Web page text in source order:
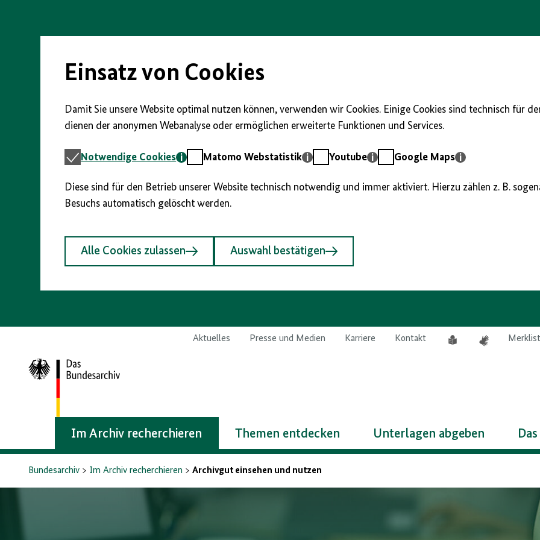
Seiteninhalt
Einsatz von Cookies
Damit Sie unsere Website optimal nutzen können, verwenden wir Cookies. Einige Cookies sind technisch für
dienen der anonymen Webanalyse oder ermöglichen erweiterte Funktionen und Services.
Notwendige
Notwendige Cookies
MatomoMatomo Webstatistik YoutubeYoutube
GoogleGoogle Maps
Diese sind für den Betrieb unserer Website technisch notwendig und immer aktiviert. Hierzu zählen z. B.
Besuchs automatisch gelöscht werden.
Alle Cookies zulassen Auswahl bestätigen
Aktuelles Presse und Medien Karriere Kontakt
Leichte
Zur
Startseite
Im Archiv recherchieren Themen entdecken Unterlagen abgeben
Bundesarchiv Im Archiv recherchieren Archivgut einsehen und nutzen